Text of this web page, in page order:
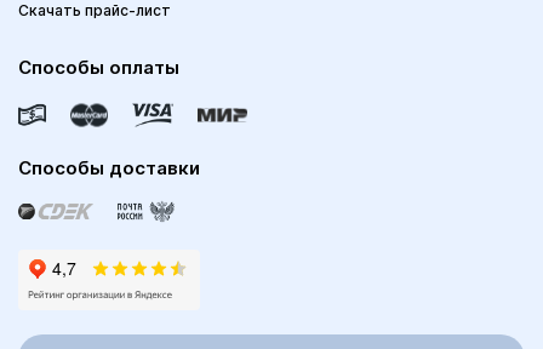
Скачать прайс-лист
Способы оплаты
Способы доставки